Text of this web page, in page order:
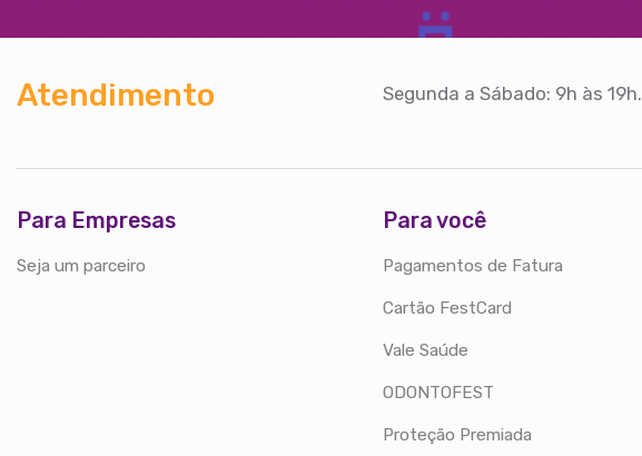
Atendimento Segunda a Sábado: 9h às 19h.
Para Empresas
Seja um parceiro
Para você
Pagamentos de Fatura
Cartão FestCard
Vale Saúde
ODONTOFEST
Proteção Premiada